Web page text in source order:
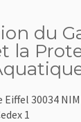
du
la
Eiffel 30034
1